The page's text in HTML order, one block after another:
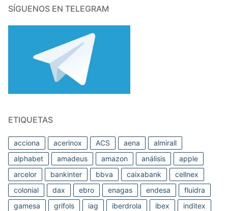
SÍGUENOS EN TELEGRAM
ETIQUETAS
acciona acerinox ACS aena
almirall
alphabet
amadeus amazon análisis
apple
arcelor
bankinter bbva caixabank
cellnex
colonial
dax ebro enagas endesa
fluidra
gamesa
grifols iag iberdrola ibex
inditex